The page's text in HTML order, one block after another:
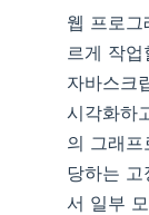
웹 프로
르게 작
자바스크
시각화하
의 그래
당하는
서 일부